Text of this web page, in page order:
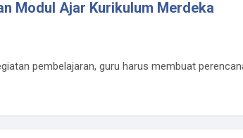
Modul Ajar Kurikulum Merdeka
pembelajaran, guru harus membuat